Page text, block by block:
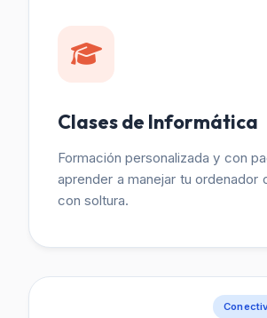
Clases de Informática
Formación personalizada y con
aprender a manejar tu ordenador
con soltura.